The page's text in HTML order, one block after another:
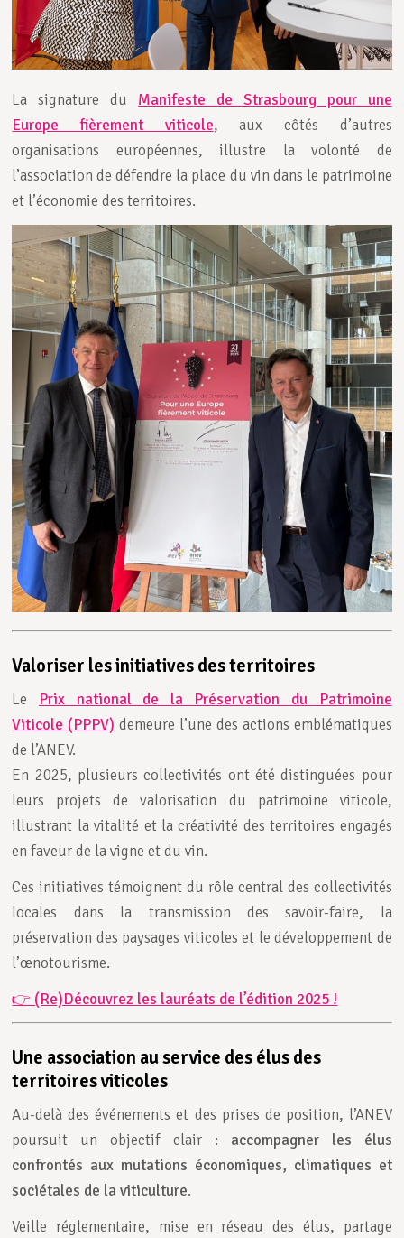
La signature du Manifeste de Strasbourg pour une
Europe fièrement viticole, aux côtés d’autres
organisations européennes, illustre la volonté de
l’association de défendre la place du vin dans le patrimoine
et l’économie des territoires.
Valoriser les initiatives des territoires
Le Prix national de la Préservation du Patrimoine
Viticole (PPPV) demeure l’une des actions emblématiques
de l’ANEV.
En 2025, plusieurs collectivités ont été distinguées pour
leurs projets de valorisation du patrimoine viticole,
illustrant la vitalité et la créativité des territoires engagés
en faveur de la vigne et du vin.
Ces initiatives témoignent du rôle central des collectivités
locales dans la transmission des savoir-faire, la
préservation des paysages viticoles et le développement de
l’œnotourisme.
👉 (Re)Découvrez les lauréats de l’édition 2025 !
Une association au service des élus des
territoires viticoles
Au-delà des événements et des prises de position, l’ANEV
poursuit un objectif clair : accompagner les élus
confrontés aux mutations économiques, climatiques et
sociétales de la viticulture.
Veille réglementaire, mise en réseau des élus, partage